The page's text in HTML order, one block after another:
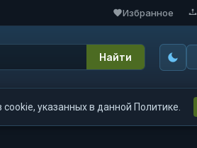
Избранное
Найти
указанных в данной Политике.